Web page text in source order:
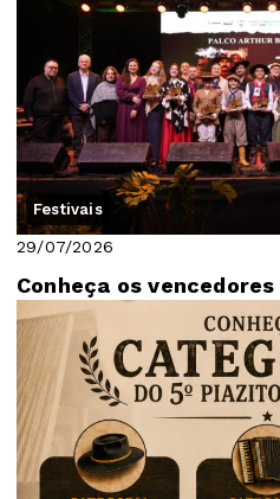
Festivais
29/07/2026
Conheça os